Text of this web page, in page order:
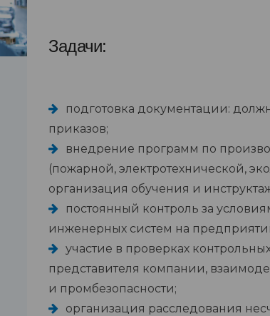
Задачи:
подготовка документации:
приказов;
внедрение программ по
(пожарной, электротехнической,
организация обучения и
постоянный контроль за
инженерных систем на
участие в проверках
представителя компании,
и промбезопасности;
организация расследования